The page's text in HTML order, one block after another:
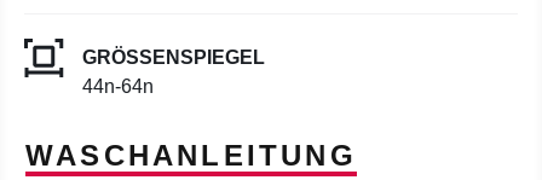
GRÖSSENSPIEGEL
44n-64n
WASCHANLEITUNG